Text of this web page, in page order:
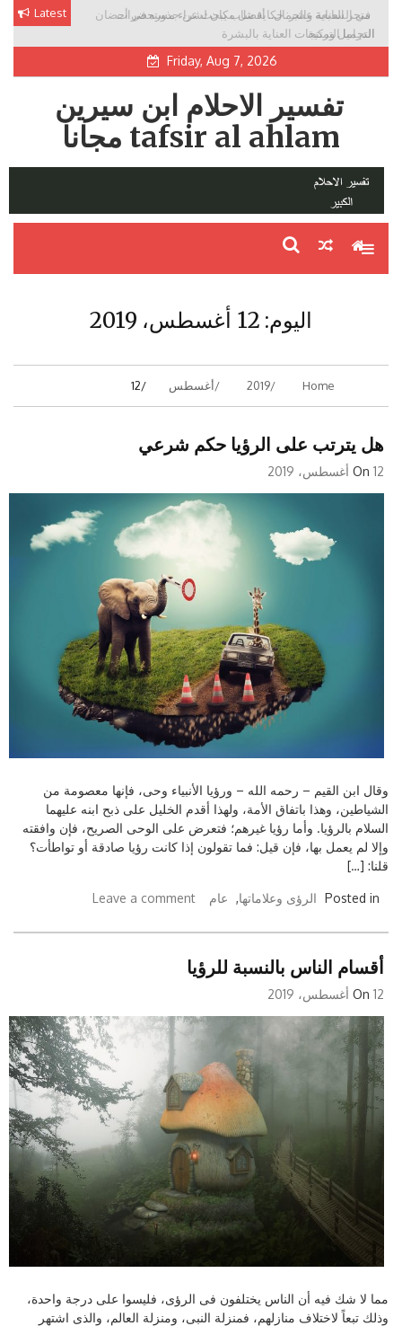
content
Latest
في السابعة عشر: حكاية شاب يبحث عن جذوره في أحضان
الدراما التركية
Friday, Aug 7, 2026
تفسير الاحلام ابن سيرين
tafsir al ahlam مجانا
اليوم: 12 أغسطس، 2019
Home
2019 أغسطس 12
هل يترتب على الرؤيا حكم شرعي
On 12 أغسطس، 2019
وقال ابن القيم – رحمه الله – ورؤيا الأنبياء وحى، فإنها معصومة من
الشياطين، وهذا باتفاق الأمة، ولهذا أقدم الخليل على ذبح ابنه عليهما
السلام بالرؤيا. وأما رؤيا غيرهم؛ فتعرض على الوحى الصريح، فإن وافقته
وإلا لم يعمل بها، فإن قيل: فما تقولون إذا كانت رؤيا صادقة أو تواطأت؟
قلنا: […]
Posted in الرؤى وعلاماتها, عام Leave a comment
أقسام الناس بالنسبة للرؤيا
On 12 أغسطس، 2019
مما لا شك فيه أن الناس يختلفون فى الرؤى، فليسوا على درجة واحدة،
وذلك تبعاً لاختلاف منازلهم، فمنزلة النبى، ومنزلة العالم، والذى اشتهر